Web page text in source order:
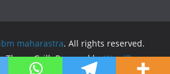
ibm maharastra. All rights reserved.
ThemeGrill. Powered byWordPress.